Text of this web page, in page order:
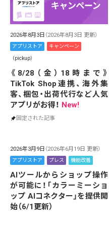
2026年8月3日 （2026年8月3日 更新）
アプリストア キャンペーン
（pickup）
《8/28（金）18時まで》
TikTok Shop連携、海外集
客、梱包・出荷代行など人気
アプリがお得！ New!
固定された記事
2026年3月9日 （2026年6月19日 更新）
アプリストア プレス 機能改善
AIツールからショップ操作
が可能に！「カラーミーショ
ップ AIコネクター」を提供開
始（6/1更新）